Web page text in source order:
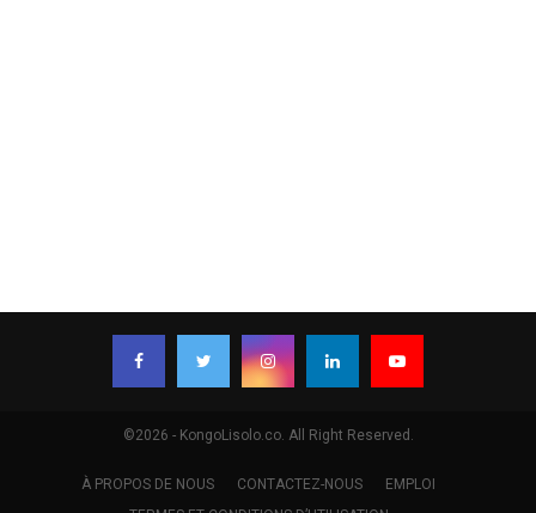
©2026 - KongoLisolo.co. All Right Reserved.
À PROPOS DE NOUS CONTACTEZ-NOUS
EMPLOI